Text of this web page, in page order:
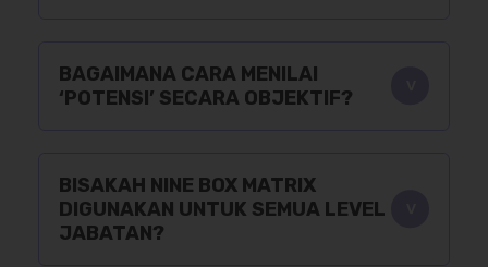
BAGAIMANA CARA MENILAI
‘POTENSI’ SECARA OBJEKTIF?
BISAKAH NINE BOX MATRIX
DIGUNAKAN UNTUK SEMUA LEVEL
JABATAN?